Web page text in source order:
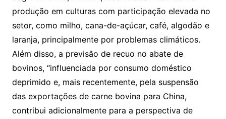
produção em culturas com participação elevada no
setor, como milho, cana-de-açúcar, café, algodão e
laranja, principalmente por problemas climáticos.
Além disso, a previsão de recuo no abate de
bovinos, “influenciada por consumo doméstico
deprimido e, mais recentemente, pela suspensão
das exportações de carne bovina para China,
contribui adicionalmente para a perspectiva de